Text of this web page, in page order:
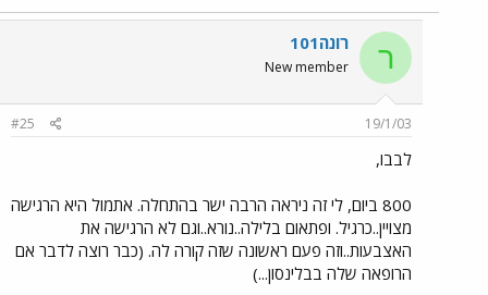
ר רונה101
New member
19/1/03
#25
לבבו,
800 ביום, לי זה ניראה הרבה ישר בהתחלה. אתמול היא הרגישה
מצויין..כרגיל. ופתאום בלילה..נורא..וגם לא הרגישה את
האצבעות..וזה פעם ראשונה שזה קורה לה. (כבר רוצה לדבר אם
הרופאה שלה בבלינסון...)